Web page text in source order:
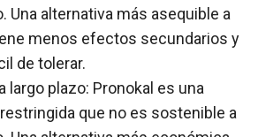
Una alternativa más asequible a
menos efectos secundarios y
de tolerar.
largo plazo: Pronokal es una
que no es sostenible a